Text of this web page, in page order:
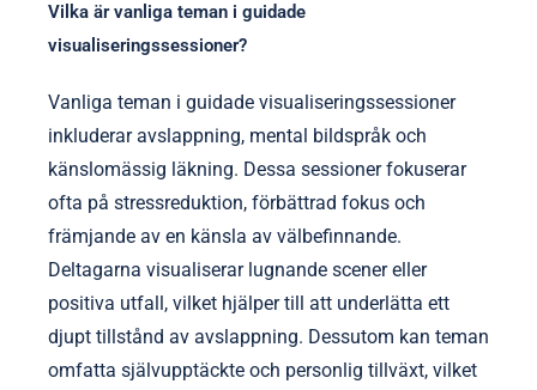
Vilka är vanliga teman i guidade
visualiseringssessioner?
Vanliga teman i guidade visualiseringssessioner
inkluderar avslappning, mental bildspråk och
känslomässig läkning. Dessa sessioner fokuserar
ofta på stressreduktion, förbättrad fokus och
främjande av en känsla av välbefinnande.
Deltagarna visualiserar lugnande scener eller
positiva utfall, vilket hjälper till att underlätta ett
djupt tillstånd av avslappning. Dessutom kan teman
omfatta självupptäckte och personlig tillväxt, vilket